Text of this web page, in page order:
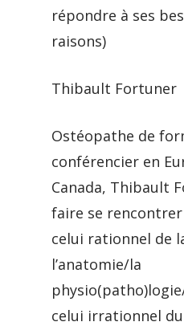
répondre à ses
raisons)
Thibault Fortuner
Ostéopathe de
conférencier en
Canada, Thibault
faire se
celui rationnel de
l’anatomie/la
celui irrationnel